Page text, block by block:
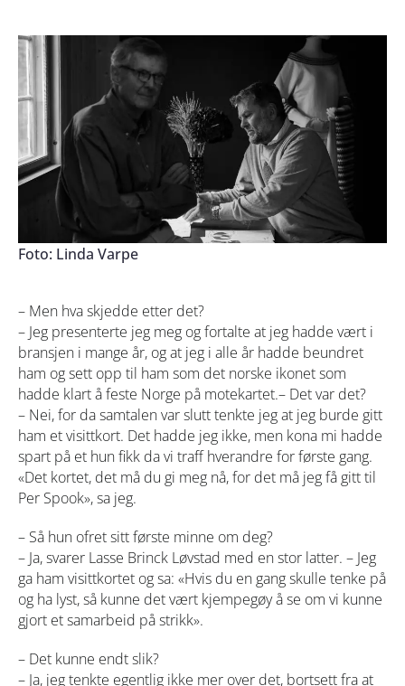
Foto: Linda Varpe
– Men hva skjedde etter det?
– Jeg presenterte jeg meg og fortalte at jeg hadde vært i
bransjen i mange år, og at jeg i alle år hadde beundret
ham og sett opp til ham som det norske ikonet som
hadde klart å feste Norge på motekartet.– Det var det?
– Nei, for da samtalen var slutt tenkte jeg at jeg burde gitt
ham et visittkort. Det hadde jeg ikke, men kona mi hadde
spart på et hun fikk da vi traff hverandre for første gang.
«Det kortet, det må du gi meg nå, for det må jeg få gitt til
Per Spook», sa jeg.
– Så hun ofret sitt første minne om deg?
– Ja, svarer Lasse Brinck Løvstad med en stor latter. – Jeg
ga ham visittkortet og sa: «Hvis du en gang skulle tenke på
og ha lyst, så kunne det vært kjempegøy å se om vi kunne
gjort et samarbeid på strikk».
– Det kunne endt slik?
– Ja, jeg tenkte egentlig ikke mer over det, bortsett fra at